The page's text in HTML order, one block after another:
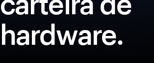
hardware.